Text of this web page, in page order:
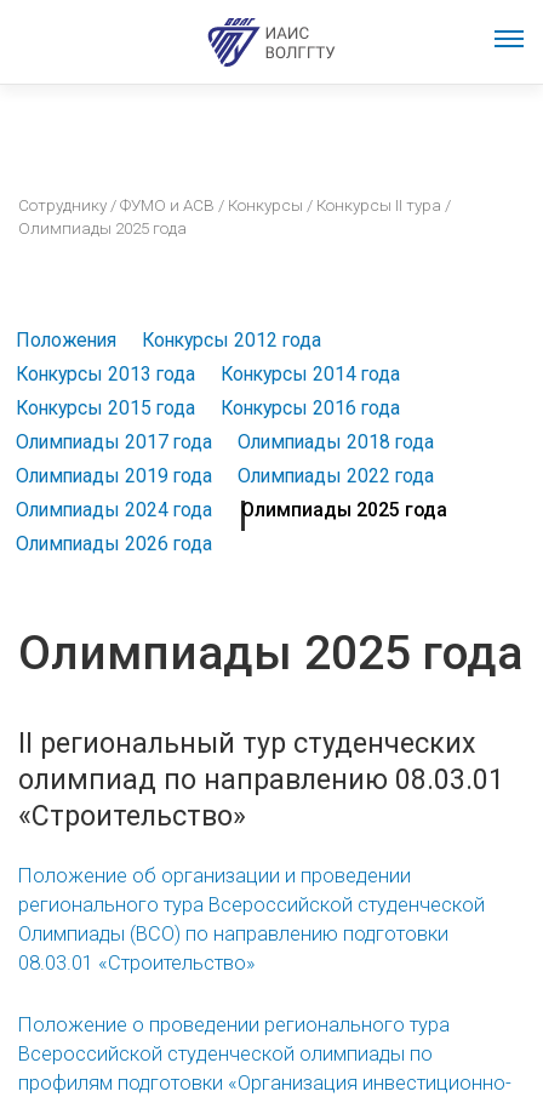
Сотруднику /ФУМО и АСВ / Конкурсы / Конкурсы II тура /
Олимпиады 2025 года
Положения
Конкурсы 2012 года
Конкурсы 2013 года
Конкурсы 2014 года
Конкурсы 2015 года
Конкурсы 2016 года
Олимпиады 2017 года
Олимпиады 2018 года
Олимпиады 2019 года
Олимпиады 2022 года
Олимпиады 2024 года
Олимпиады 2025 года
Олимпиады 2026 года
Олимпиады 2025 года
II региональный тур студенческих
олимпиад по направлению 08.03.01
«Строительство»
Положение об организации и проведении
регионального тура Всероссийской студенческой
Олимпиады (ВСО) по направлению подготовки
08.03.01 «Строительство»
Положение о проведении регионального тура
Всероссийской студенческой олимпиады по
профилям подготовки «Организация инвестиционно-